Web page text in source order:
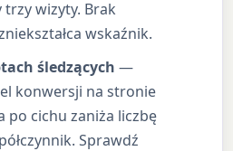
trzy wizyty. Brak
wskaźnik.
śledzących —
konwersji na stronie
po cichu zaniża liczbę
Sprawdź